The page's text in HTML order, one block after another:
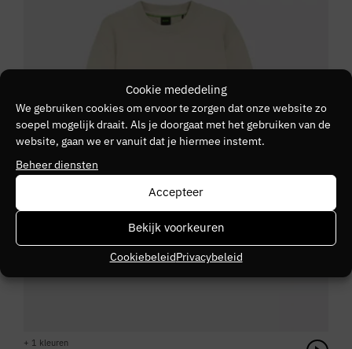
Cookie mededeling
We gebruiken cookies om ervoor te zorgen dat onze website zo
soepel mogelijk draait. Als je doorgaat met het gebruiken van de
website, gaan we er vanuit dat je hiermee instemt.
Beheer diensten
Accepteer
Bekijk voorkeuren
CookiebeleidPrivacybeleid
+ 1 kleuren